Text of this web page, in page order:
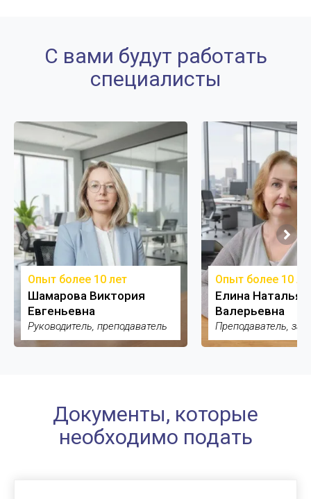
С вами будут работать
специалисты
Опыт более 10 лет
Шамарова Виктория
Евгеньевна
Руководитель, преподаватель
Опыт более 10
Елина Наталья
Валерьевна
Преподаватель,
Документы, которые
необходимо подать